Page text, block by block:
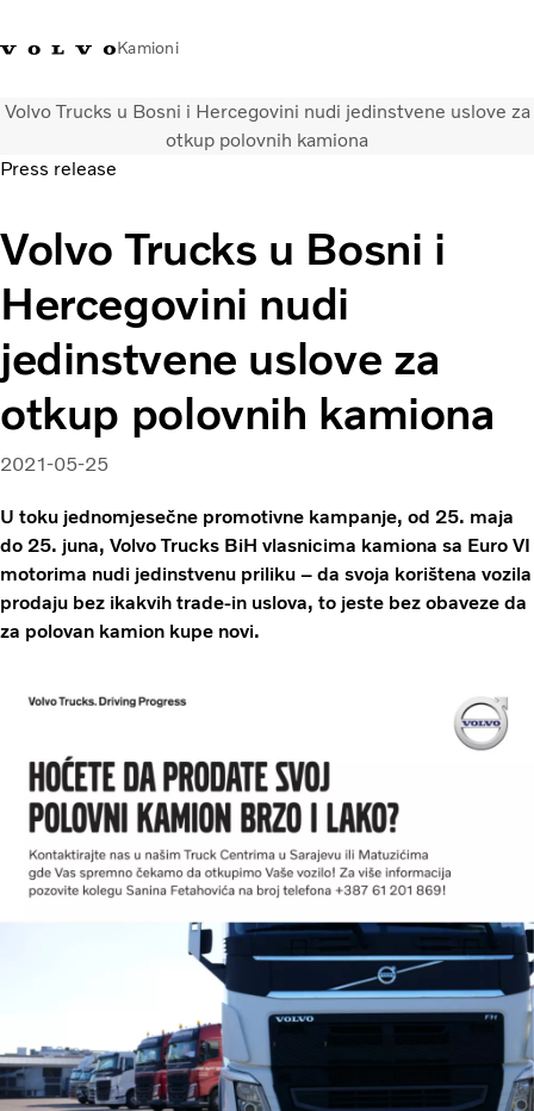
Kamioni
Volvo Trucks Bosna i
Hercegovina - Kontakti
Prodavaonica Volvo Trucks
promo materijala
Prijava
Bosna I
Kamioni
Usluge
Lokator distributera
Vijesti
O nama
Volvo Truck Builder
Kontaktirajte nas
Volvo Trucks u Bosni i Hercegovini nudi jedinstvene uslove za
otkup polovnih kamiona
Press release
Volvo Trucks u Bosni i
Hercegovini nudi
jedinstvene uslove za
otkup polovnih kamiona
2021-05-25
U toku jednomjesečne promotivne kampanje, od 25. maja
do 25. juna, Volvo Trucks BiH vlasnicima kamiona sa Euro VI
motorima nudi jedinstvenu priliku – da svoja korištena vozila
prodaju bez ikakvih trade-in uslova, to jeste bez obaveze da
za polovan kamion kupe novi.